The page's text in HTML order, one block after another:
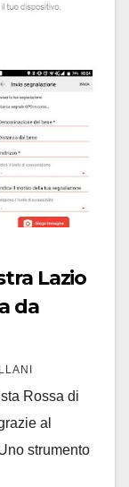
Lazio
da
Rossa di
al
strumento